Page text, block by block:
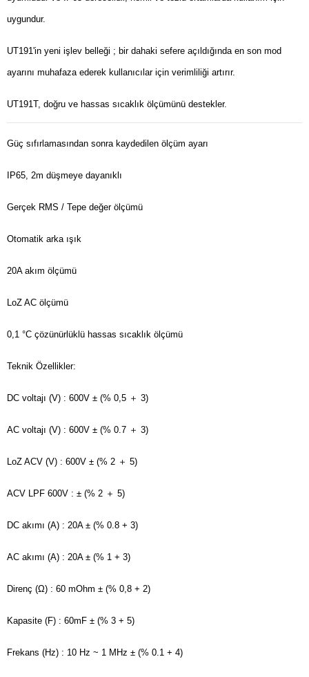
uygundur.
UT191'in yeni işlev belleği ; bir dahaki sefere açıldığında en son mod
ayarını muhafaza ederek kullanıcılar için verimliliği artırır.
UT191T, doğru ve hassas sıcaklık ölçümünü destekler.
Güç sıfırlamasından sonra kaydedilen ölçüm ayarı
IP65, 2m düşmeye dayanıklı
Gerçek RMS / Tepe değer ölçümü
Otomatik arka ışık
20A akım ölçümü
LoZ AC ölçümü
0,1 °C çözünürlüklü hassas sıcaklık ölçümü
Teknik Özellikler:
DC voltajı (V) : 600V ± (% 0,5 ＋ 3)
AC voltajı (V) : 600V ± (% 0.7 ＋ 3)
LoZ ACV (V) : 600V ± (% 2 ＋ 5)
ACV LPF 600V : ± (% 2 ＋ 5)
DC akımı (A) : 20A ± (% 0.8 + 3)
AC akımı (A) : 20A ± (% 1 + 3)
Direnç (Ω) : 60 mOhm ± (% 0,8 + 2)
Kapasite (F) : 60mF ± (% 3 + 5)
Frekans (Hz) : 10 Hz ~ 1 MHz ± (% 0.1 + 4)